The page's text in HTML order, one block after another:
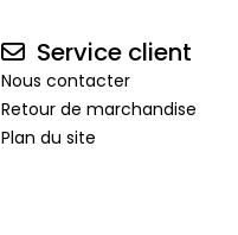
Service client
Nous contacter
Retour de marchandise
Plan du site